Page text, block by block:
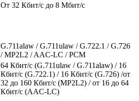
От 32 Кбит/с до 8 Мбит/с
G.711alaw / G.711ulaw / G.722.1 / G.726
/ MP2L2 / AAC-LC / PCM
64 Кбит/с (G.711ulaw / G.711alaw) / 16
Кбит/с (G.722.1) / 16 Кбит/с (G.726) /от
32 до 160 Кбит/с (MP2L2) / от 16 до 64
Кбит/с (AAC-LC)